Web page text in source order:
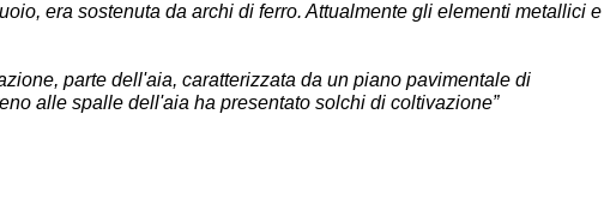
era sostenuta da archi di ferro. Attualmente gli elementi metallici e
parte dell'aia, caratterizzata da un piano pavimentale di
alle spalle dell'aia ha presentato solchi di coltivazione”